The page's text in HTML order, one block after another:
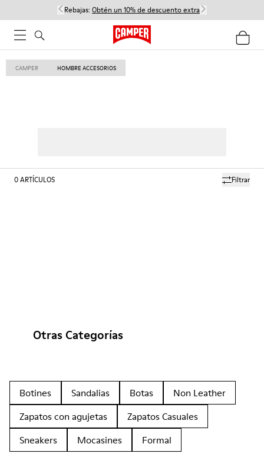
Rebajas: Obtén un 10% de descuento extra
CAMPER HOMBRE ACCESORIOS
Filtrar
0ARTÍCULOS
Otras Categorías
Botines Sandalias Botas
Non Leather
Zapatos con agujetas
Zapatos Casuales
Sneakers
Mocasines Formal